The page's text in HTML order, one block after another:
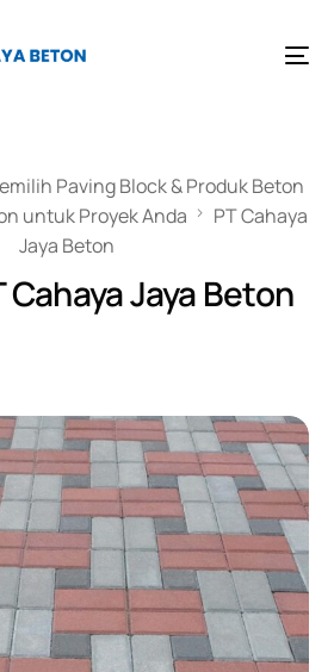
Paving Block & Produk Beton
untuk Proyek Anda
PT Cahaya
Jaya Beton
Cahaya Jaya Beton